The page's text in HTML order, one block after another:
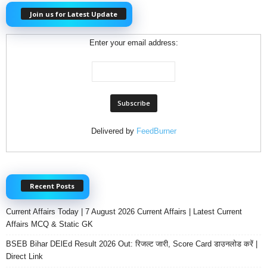
Join us for Latest Update
Enter your email address:
Delivered by FeedBurner
Recent Posts
Current Affairs Today | 7 August 2026 Current Affairs | Latest Current
Affairs MCQ & Static GK
BSEB Bihar DElEd Result 2026 Out: रिजल्ट जारी, Score Card डाउनलोड करें |
Direct Link